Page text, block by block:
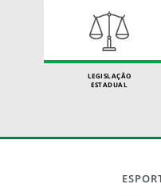
LEGISLAÇÃO
ESTADUAL